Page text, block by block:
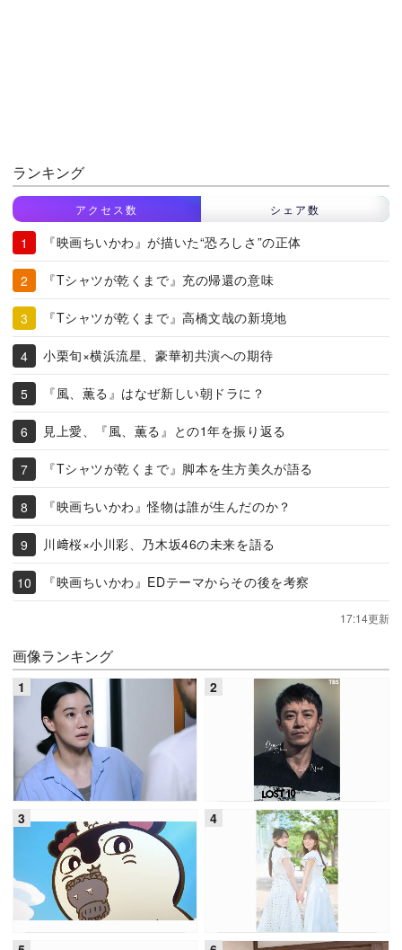
ランキング
アクセス数 シェア数
『映画ちいかわ』が描いた“恐ろしさ”の正体
『Tシャツが乾くまで』充の帰還の意味
『Tシャツが乾くまで』高橋文哉の新境地
小栗旬×横浜流星、豪華初共演への期待
『風、薫る』はなぜ新しい朝ドラに？
見上愛、『風、薫る』との1年を振り返る
『Tシャツが乾くまで』脚本を生方美久が語る
『映画ちいかわ』怪物は誰が生んだのか？
川﨑桜×小川彩、乃木坂46の未来を語る
『映画ちいかわ』EDテーマからその後を考察
17:14更新
画像ランキング